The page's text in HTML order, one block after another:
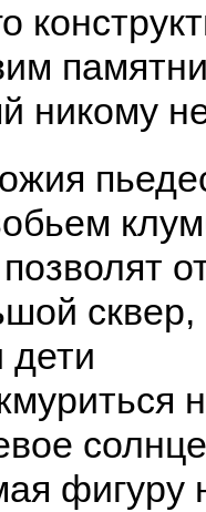
никому
сквер,
фигуру